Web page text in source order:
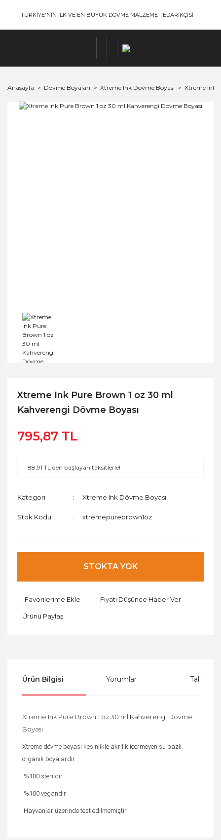
TÜRKİYE'NİN İLK VE EN BÜYÜK DÖVME MALZEME TEDARİKÇİSİ
Anasayfa Dövme Boyaları Xtreme Ink Dövme Boyası Xtreme Ink
Xtreme Ink Pure Brown 1 oz 30 ml
Kahverengi Dövme Boyası
795,87 TL
88,91 TL den başlayan taksitlerle!
Kategori Xtreme Ink Dövme Boyası
Stok Kodu xtremepurebrown1oz
STOKTA YOK
Fiyatı Düşünce Haber Ver
Ürünü Paylaş
Ürün Bilgisi Yorumlar Taksit
Xtreme Ink Pure Brown 1 oz 30 ml Kahverengi Dövme
Boyası
Xtreme dövme boyası kesinlikle akrilik içermeyen su bazlı
organik boyalardır.
·%100 sterildir
·%100 vegandır
·Hayvanlar üzerinde test edilmemiştir